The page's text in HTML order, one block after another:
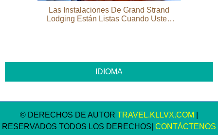
Las Instalaciones De Grand Strand
Lodging Están Listas Cuando Usted
© DERECHOS DE AUTOR TRAVEL.KLLVX.COM
RESERVADOS TODOS LOS DERECHOS| CONTÁCTENOS